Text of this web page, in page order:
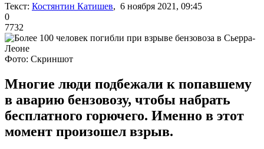
Текст: Костянтин Катишев, 6 ноября 2021, 09:45
0
7732
Фото: Скриншот
Многие люди подбежали к попавшему
в аварию бензовозу, чтобы набрать
бесплатного горючего. Именно в этот
момент произошел взрыв.